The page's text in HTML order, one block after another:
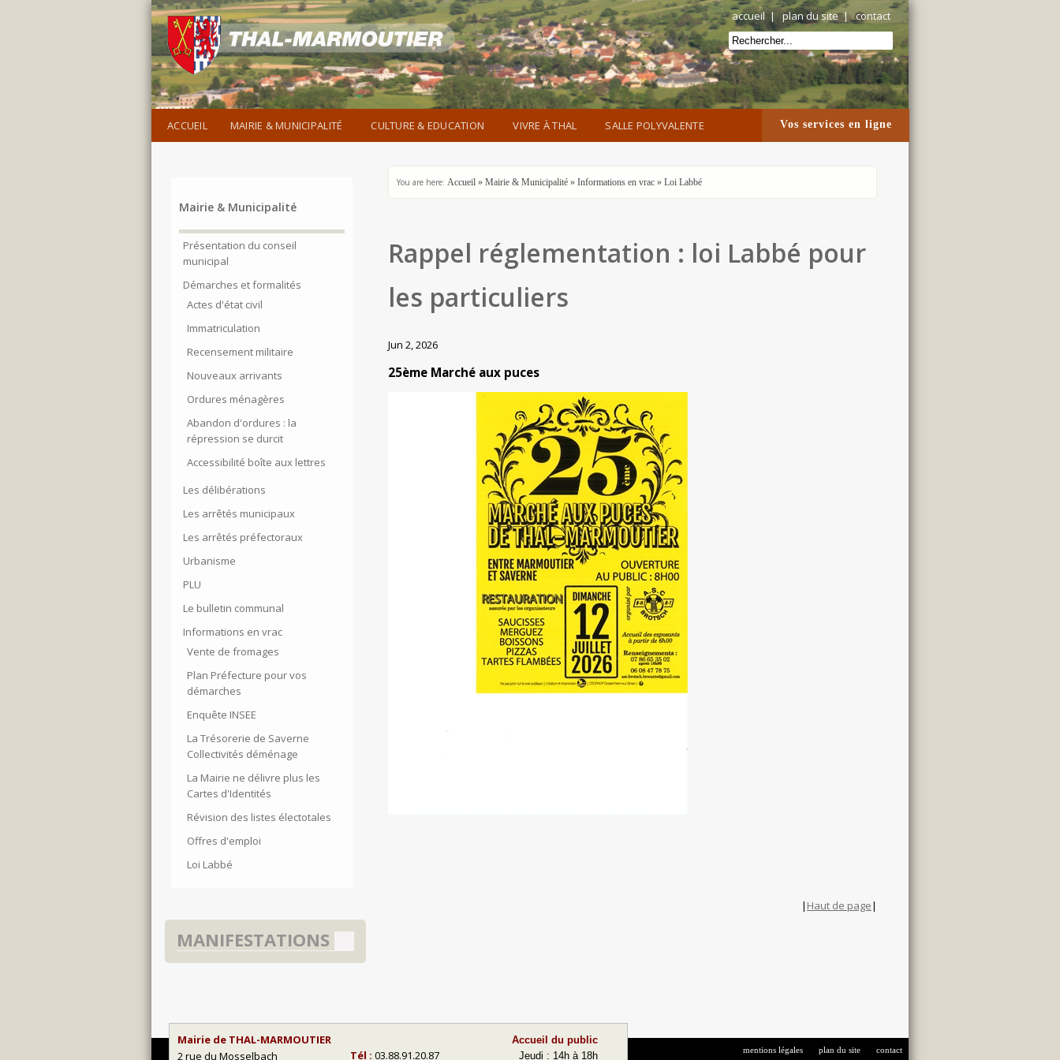
accueil |plan du site|contact
ACCUEIL MAIRIE & MUNICIPALITÉ CULTURE & EDUCATION VIVRE À THAL SALLE POLYVALENTE Vos services en ligne
Mairie & Municipalité
Présentation du conseil
municipal
Démarches et formalités
Actes d'état civil
Immatriculation
Recensement militaire
Nouveaux arrivants
Ordures ménagères
Abandon d'ordures : la
répression se durcit
Accessibilité boîte aux lettres
Les délibérations
Les arrêtés municipaux
Les arrêtés préfectoraux
Urbanisme
PLU
Le bulletin communal
Informations en vrac
Vente de fromages
Plan Préfecture pour vos
démarches
Enquête INSEE
La Trésorerie de Saverne
Collectivités déménage
La Mairie ne délivre plus les
Cartes d'Identités
Révision des listes électotales
Offres d'emploi
Loi Labbé
MANIFESTATIONS
You are here: Accueil » Mairie & Municipalité » Informations en vrac » Loi Labbé
Rappel réglementation : loi Labbé pour
les particuliers
Jun 2, 2026
25ème Marché aux puces
| Haut de page|
Mairie de THAL-MARMOUTIER
2 rue du Mosselbach
Tél : 03.88.91.20.87
Accueil du public
Jeudi : 14h à 18h
mentions légales plan du site contact